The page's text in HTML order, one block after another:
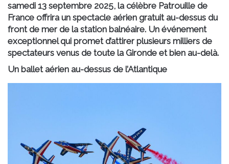
samedi 13 septembre 2025, la célèbre Patrouille de
France offrira un spectacle aérien gratuit au-dessus du
front de mer de la station balnéaire. Un événement
exceptionnel qui promet d’attirer plusieurs milliers de
spectateurs venus de toute la Gironde et bien au-delà.
Un ballet aérien au-dessus de l’Atlantique